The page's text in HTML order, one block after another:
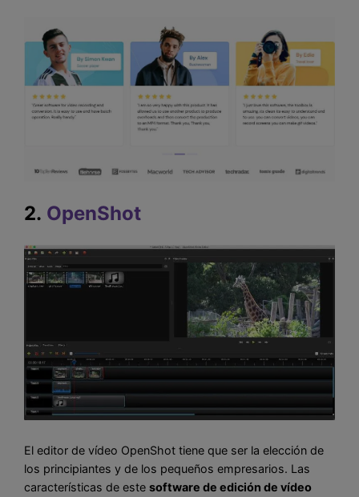
2. OpenShot
El editor de vídeo OpenShot tiene que ser la elección de
los principiantes y de los pequeños empresarios. Las
características de este software de edición de vídeo